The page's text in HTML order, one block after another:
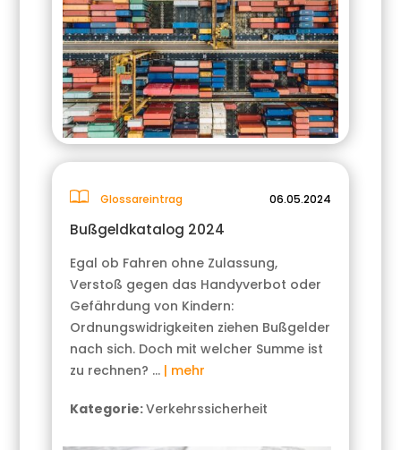
Glossareintrag 06.05.2024
Bußgeldkatalog 2024
Egal ob Fahren ohne Zulassung,
Verstoß gegen das Handyverbot oder
Gefährdung von Kindern:
Ordnungswidrigkeiten ziehen Bußgelder
nach sich. Doch mit welcher Summe ist
zu rechnen? … | mehr
Kategorie:Verkehrssicherheit